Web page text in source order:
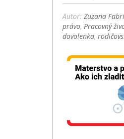
Autor:Zuzana
právo,Pracovný
dovolenka,